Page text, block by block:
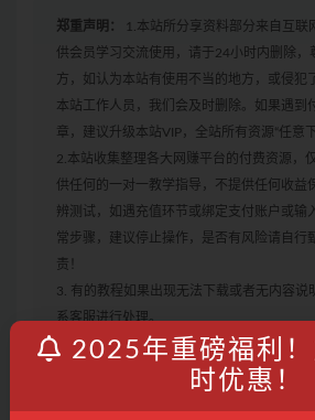
郑重声明：
1.本站所分享资料部分来自互联
供会员学习交流使用，请于24小时内删除，
方，如认为本站有使用不当的地方，或侵犯
本站工作人员，我们会及时删除。如果遇到
章，建议升级本站VIP，全站所有资源“任意下
2.本站收集整理各大网赚平台的付费资源，
供任何的一对一教学指导，不提供任何收益
辨测试，如遇充值环节或绑定支付账户或输
常步骤，建议停止操作，是否有风险请自行
责！
3. 有的教程如果出现无法下载或者无内容说
系客服进行处理。
2025年重磅福利
时优惠！